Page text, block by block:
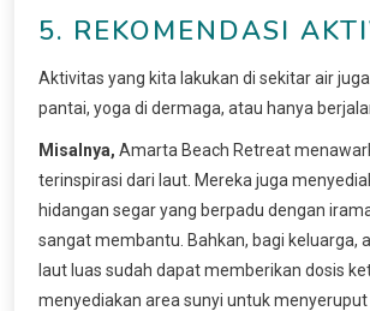
5. REKOMENDASI
Aktivitas yang kita lakukan di sekitar air
pantai, yoga di dermaga, atau hanya
Misalnya, Amarta Beach Retreat
terinspirasi dari laut. Mereka juga
hidangan segar yang berpadu dengan
sangat membantu. Bahkan, bagi
laut luas sudah dapat memberikan dosis
menyediakan area sunyi untuk